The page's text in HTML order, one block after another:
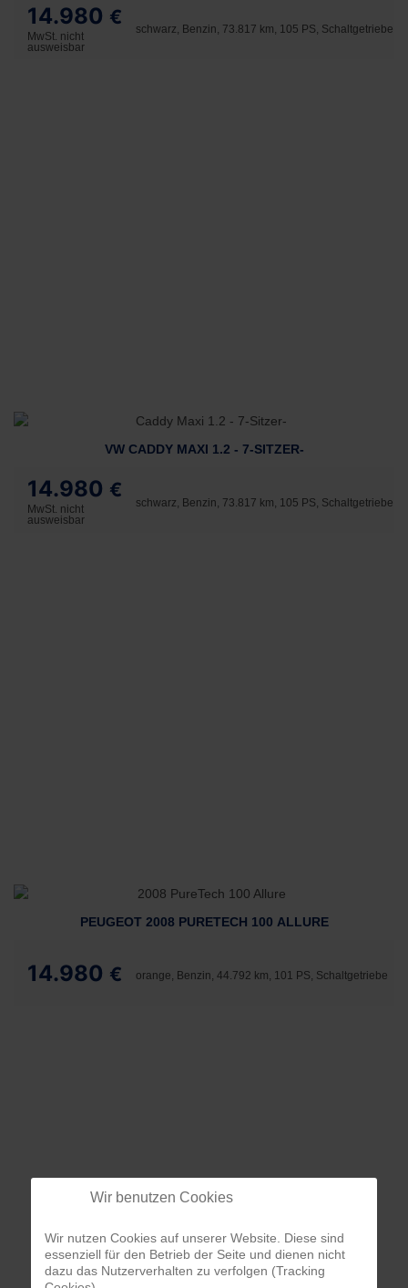
14.980 €
MwSt. nicht
ausweisbar
schwarz, Benzin, 73.817 km, 105 PS, Schaltgetriebe
VW CADDY MAXI 1.2 - 7-SITZER-
14.980 €
MwSt. nicht
ausweisbar
schwarz, Benzin, 73.817 km, 105 PS, Schaltgetriebe
PEUGEOT 2008 PURETECH 100 ALLURE
14.980 € orange, Benzin, 44.792 km, 101 PS, Schaltgetriebe
Wir benutzen Cookies
Wir nutzen Cookies auf unserer Website. Diese sind
essenziell für den Betrieb der Seite und dienen nicht
dazu das Nutzerverhalten zu verfolgen (Tracking